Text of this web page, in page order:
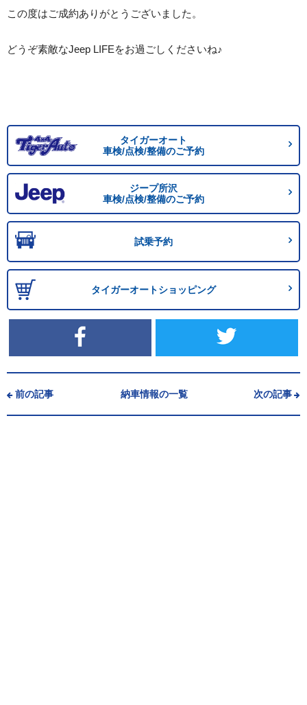
この度はご成約ありがとうございました。
どうぞ素敵なJeep LIFEをお過ごしくださいね♪
タイガーオート
車検/点検/整備のご予約
ジープ所沢
車検/点検/整備のご予約
試乗予約
タイガーオートショッピング
前の記事 納車情報の一覧 次の記事